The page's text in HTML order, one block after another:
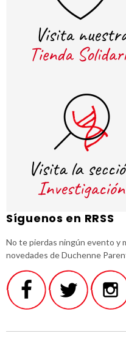
Síguenos en RRSS
No te pierdas ningún evento y
novedades de Duchenne